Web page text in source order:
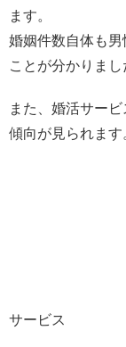
ます。
婚姻件数自体も
ことが分かりまし
また、婚活サー
傾向が見られます
サービス